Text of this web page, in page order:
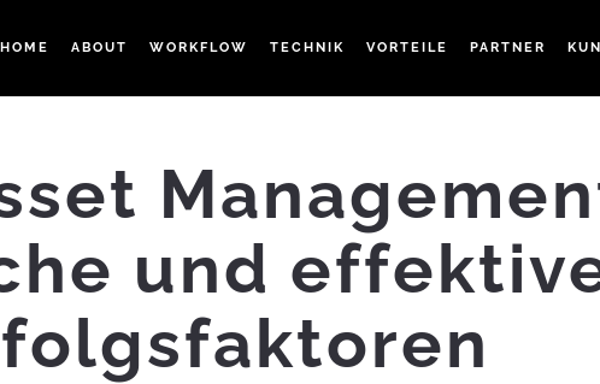
HOME ABOUT WORKFLOW TECHNIK VORTEILE PARTNER
und